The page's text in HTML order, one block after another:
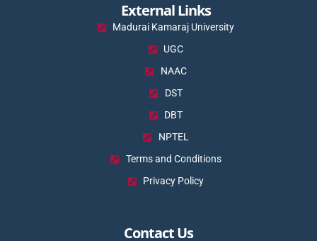
External Links
Madurai Kamaraj University
UGC
NAAC
DST
DBT
NPTEL
Terms and Conditions
Privacy Policy
Contact Us